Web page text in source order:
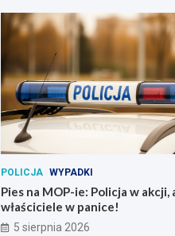
POLICJA WYPADKI
Pies na MOP-ie: Policja w akcji,
właściciele w panice!
5 sierpnia 2026